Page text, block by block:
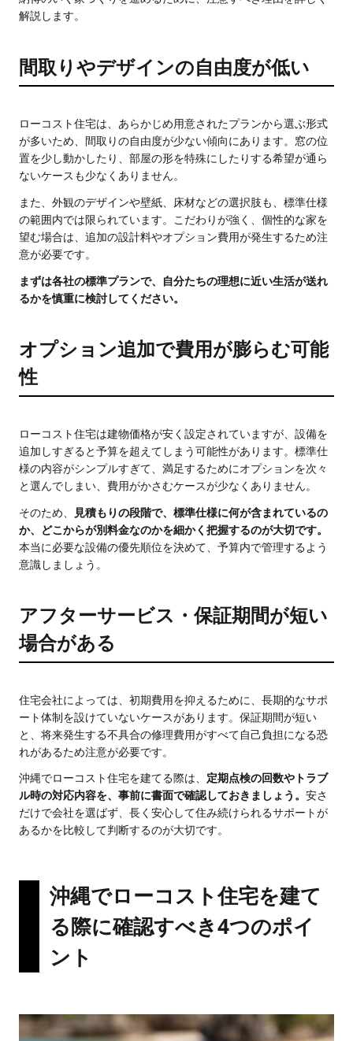
解説します。
間取りやデザインの自由度が低い
ローコスト住宅は、あらかじめ用意されたプランから選ぶ形式
が多いため、間取りの自由度が少ない傾向にあります。窓の位
置を少し動かしたり、部屋の形を特殊にしたりする希望が通ら
ないケースも少なくありません。
また、外観のデザインや壁紙、床材などの選択肢も、標準仕様
の範囲内では限られています。こだわりが強く、個性的な家を
望む場合は、追加の設計料やオプション費用が発生するため注
意が必要です。
まずは各社の標準プランで、自分たちの理想に近い生活が送れ
るかを慎重に検討してください。
オプション追加で費用が膨らむ可能
性
ローコスト住宅は建物価格が安く設定されていますが、設備を
追加しすぎると予算を超えてしまう可能性があります。標準仕
様の内容がシンプルすぎて、満足するためにオプションを次々
と選んでしまい、費用がかさむケースが少なくありません。
そのため、
見積もりの段階で、標準仕様に何が含まれているの
か、どこからが別料金なのかを細かく把握するのが大切です。
本当に必要な設備の優先順位を決めて、予算内で管理するよう
意識しましょう。
アフターサービス・保証期間が短い
場合がある
住宅会社によっては、初期費用を抑えるために、長期的なサポ
ート体制を設けていないケースがあります。保証期間が短い
と、将来発生する不具合の修理費用がすべて自己負担になる恐
れがあるため注意が必要です。
沖縄でローコスト住宅を建てる際は、 定期点検の回数やトラブ
ル時の対応内容を、事前に書面で確認しておきましょう。 安さ
だけで会社を選ばず、長く安心して住み続けられるサポートが
あるかを比較して判断するのが大切です。
沖縄でローコスト住宅を建て
る際に確認すべき4つのポイ
ント